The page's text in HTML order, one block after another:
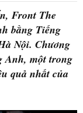
Front The
bằng Tiếng
Nội. Chương
Anh, một trong
quả nhất của